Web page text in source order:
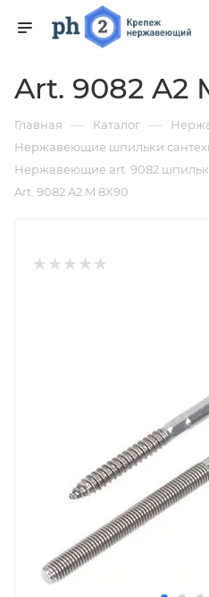
Art. 9082 A2
Главная — Каталог —
Нержавеющие шпильки
Нержавеющие art. 9082
Art. 9082 A2 M 8X90